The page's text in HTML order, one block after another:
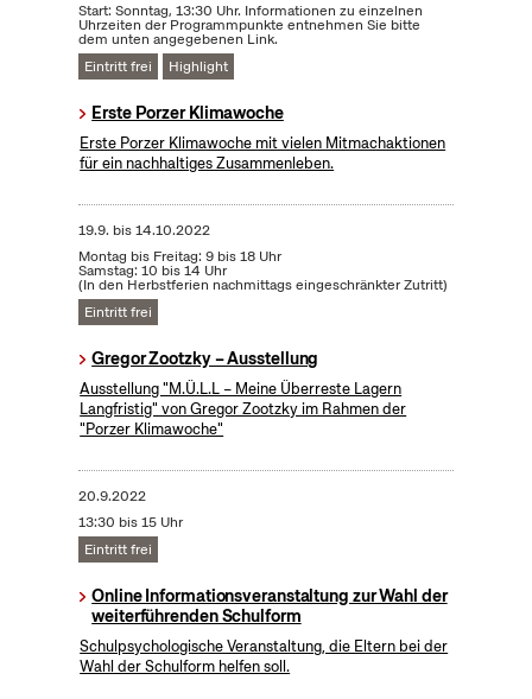
Start: Sonntag, 13:30 Uhr. Informationen zu einzelnen
Uhrzeiten der Programmpunkte entnehmen Sie bitte
dem unten angegebenen Link.
Eintritt frei
Highlight
Erste Porzer Klimawoche
Erste Porzer Klimawoche mit vielen Mitmachaktionen
für ein nachhaltiges Zusammenleben.
19.9. bis14.10.2022
Montag bis Freitag: 9 bis 18 Uhr
Samstag: 10 bis 14 Uhr
(In den Herbstferien nachmittags eingeschränkter Zutritt)
Eintritt frei
Gregor Zootzky – Ausstellung
Ausstellung "M.Ü.L.L – Meine Überreste Lagern
Langfristig" von Gregor Zootzky im Rahmen der
"Porzer Klimawoche"
20.9.2022
13:30 bis 15 Uhr
Eintritt frei
Online Informationsveranstaltung zur Wahl der
weiterführenden Schulform
Schulpsychologische Veranstaltung, die Eltern bei der
Wahl der Schulform helfen soll.